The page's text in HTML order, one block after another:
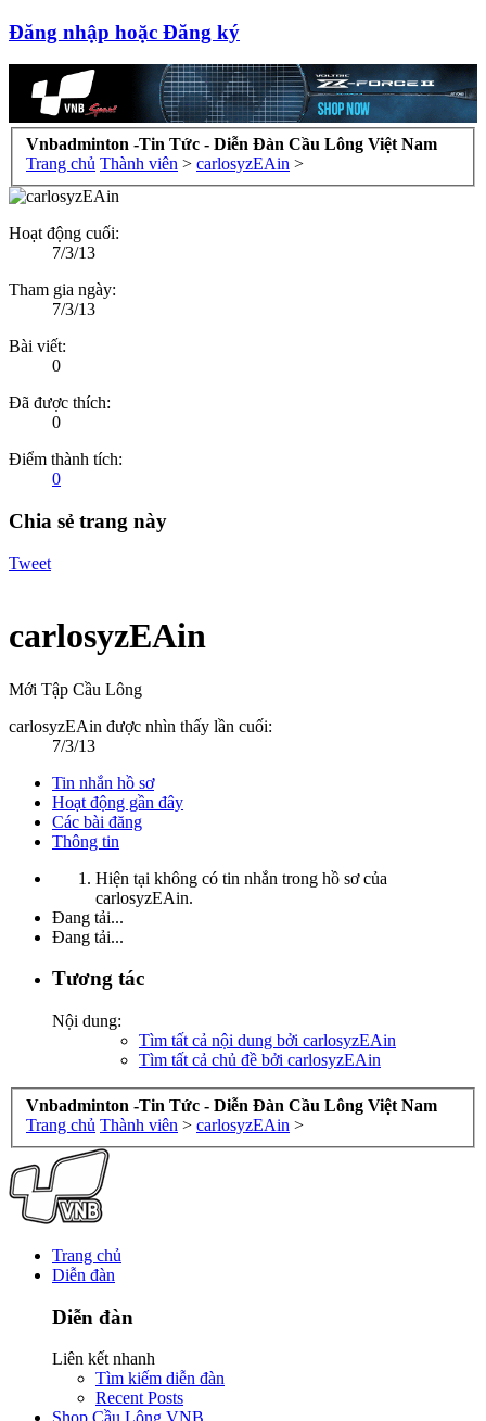
Đăng nhập hoặc Đăng ký
Vnbadminton -Tin Tức - Diễn Đàn Cầu Lông Việt Nam
Trang chủ Thành viên > carlosyzEAin >
Hoạt động cuối:
7/3/13
Tham gia ngày:
7/3/13
Bài viết:
0
Đã được thích:
0
Điểm thành tích:
0
Chia sẻ trang này
Tweet
carlosyzEAin
Mới Tập Cầu Lông
carlosyzEAin được nhìn thấy lần cuối:
7/3/13
Tin nhắn hồ sơ
Hoạt động gần đây
Các bài đăng
Thông tin
Hiện tại không có tin nhắn trong hồ sơ của
carlosyzEAin.
Đang tải...
Đang tải...
Tương tác
Nội dung:
Tìm tất cả nội dung bởi carlosyzEAin
Tìm tất cả chủ đề bởi carlosyzEAin
Vnbadminton -Tin Tức - Diễn Đàn Cầu Lông Việt Nam
Trang chủ Thành viên > carlosyzEAin >
Trang chủ
Diễn đàn
Diễn đàn
Liên kết nhanh
Tìm kiếm diễn đàn
Recent Posts